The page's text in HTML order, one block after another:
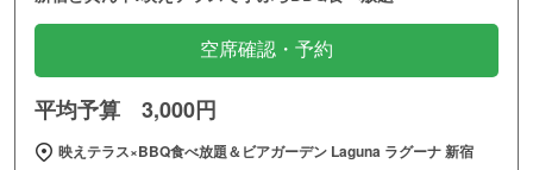
空席確認・予約
平均予算 3,000円
映えテラス×BBQ食べ放題＆ビアガーデン Laguna ラグーナ 新宿